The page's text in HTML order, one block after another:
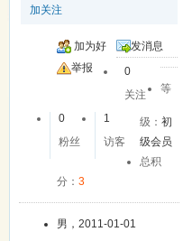
加关注
加为好
友
发消息
举报
0
关注
0
粉丝
1
访客
等
级：初
级会员
总积
分： 3
男，2011-01-01